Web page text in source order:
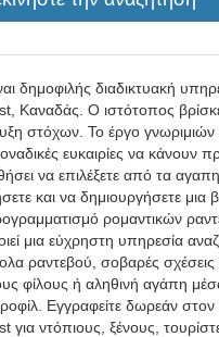
δημοφιλής διαδικτυακή
Καναδάς. Ο ιστότοπος
στόχων. Το έργο
ευκαιρίες να κάνουν
να επιλέξετε από τα
και να δημιουργήσετε μια
ρομαντικών
μια εύχρηστη υπηρεσία
ραντεβού, σοβαρές σχέσεις
φίλους ή αληθινή αγάπη
Εγγραφείτε δωρεάν στον
για ντόπιους, ξένους,